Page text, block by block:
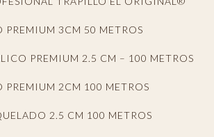
PREMIUM 3CM 50 METROS
PREMIUM 2.5 CM – 100 METROS
PREMIUM 2CM 100 METROS
2.5 CM 100 METROS